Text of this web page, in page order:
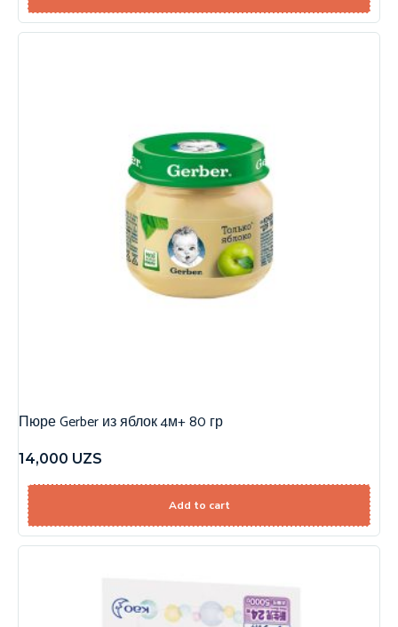
Пюре Gerber из яблок 4м+ 80 гр
14,000 UZS
Add to cart